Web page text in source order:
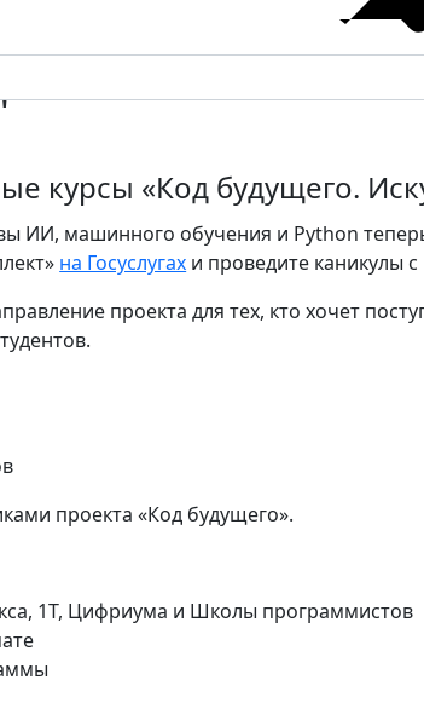
курсы «Код будущего.
ИИ, машинного обучения и Python
на Госуслугах и проведите каникулы
проекта для тех, кто хочет
проекта «Код будущего».
1Т, Цифриума и Школы программистов